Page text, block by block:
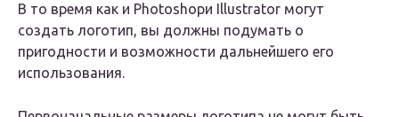
В то время как и Photoshopи Illustrator могут
создать логотип, вы должны подумать о
пригодности и возможности дальнейшего его
использования.